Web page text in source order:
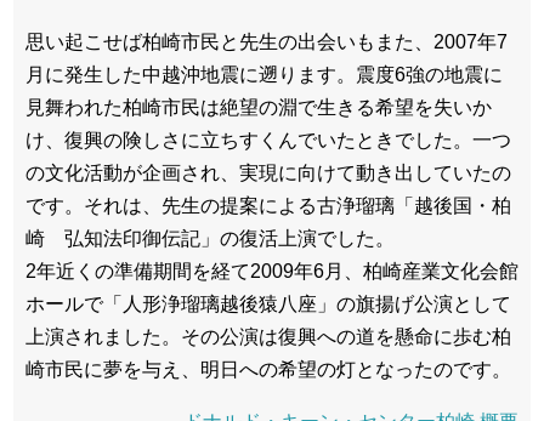
思い起こせば柏崎市民と先生の出会いもまた、2007年7
月に発生した中越沖地震に遡ります。震度6強の地震に
見舞われた柏崎市民は絶望の淵で生きる希望を失いか
け、復興の険しさに立ちすくんでいたときでした。一つ
の文化活動が企画され、実現に向けて動き出していたの
です。それは、先生の提案による古浄瑠璃「越後国・柏
崎 弘知法印御伝記」の復活上演でした。
2年近くの準備期間を経て2009年6月、柏崎産業文化会館
ホールで「人形浄瑠璃越後猿八座」の旗揚げ公演として
上演されました。その公演は復興への道を懸命に歩む柏
崎市民に夢を与え、明日への希望の灯となったのです。